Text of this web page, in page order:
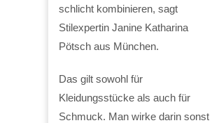
schlicht kombinieren, sagt
Stilexpertin Janine Katharina
Pötsch aus München.
Das gilt sowohl für
Kleidungsstücke als auch für
Schmuck. Man wirke darin sonst